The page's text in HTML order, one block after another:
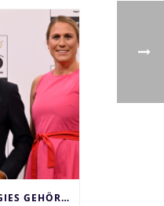
AWESOME TECHNOLOGIES GEHÖRT ZU DEN 100 INNOVATIVSTEN UNTERNEHMEN DEUTSCHLANDS